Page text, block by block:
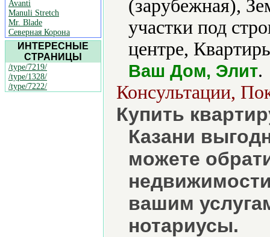
Avanti
Manuli Stretch
Mr. Blade
Северная Корона
ИНТЕРЕСНЫЕ
СТРАНИЦЫ
/type/7219/
/type/1328/
/type/7222/
(зарубежная),
участки под
центре,
Ваш Дом, Элит.
Консультации,
Купить
Казани
можете
вашим
нотариусы.